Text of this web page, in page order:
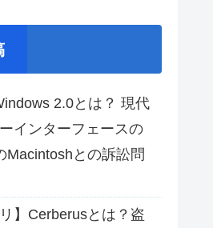
2.0とは？ 現代
インターフェースの
Macintoshとの訴訟問
】Cerberusとは？盗